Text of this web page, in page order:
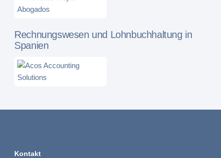
Rechnungswesen und Lohnbuchhaltung in
Spanien
Kontakt